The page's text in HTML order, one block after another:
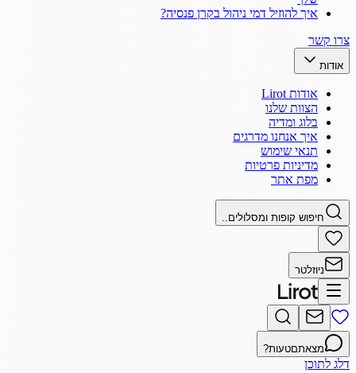
איך להוזיל דמי ניהול בקרן פנסיה?
צרו קשר
אודות
אודות Lirot
הצוות שלנו
בלוג ומדיה
איך אנחנו מדרגים
תנאי שימוש
מדיניות פרטיות
מפת אתר
חיפוש קופות ומסלולים..
ניוזלטר
מצאתםטעות?
דלג לתוכן